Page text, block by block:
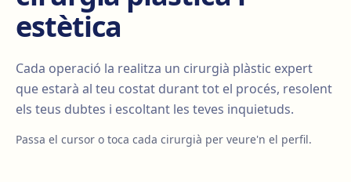
estètica
Cada operació la realitza un cirurgià plàstic expert
que estarà al teu costat durant tot el procés, resolent
els teus dubtes i escoltant les teves inquietuds.
Passa el cursor o toca cada cirurgià per veure'n el perfil.